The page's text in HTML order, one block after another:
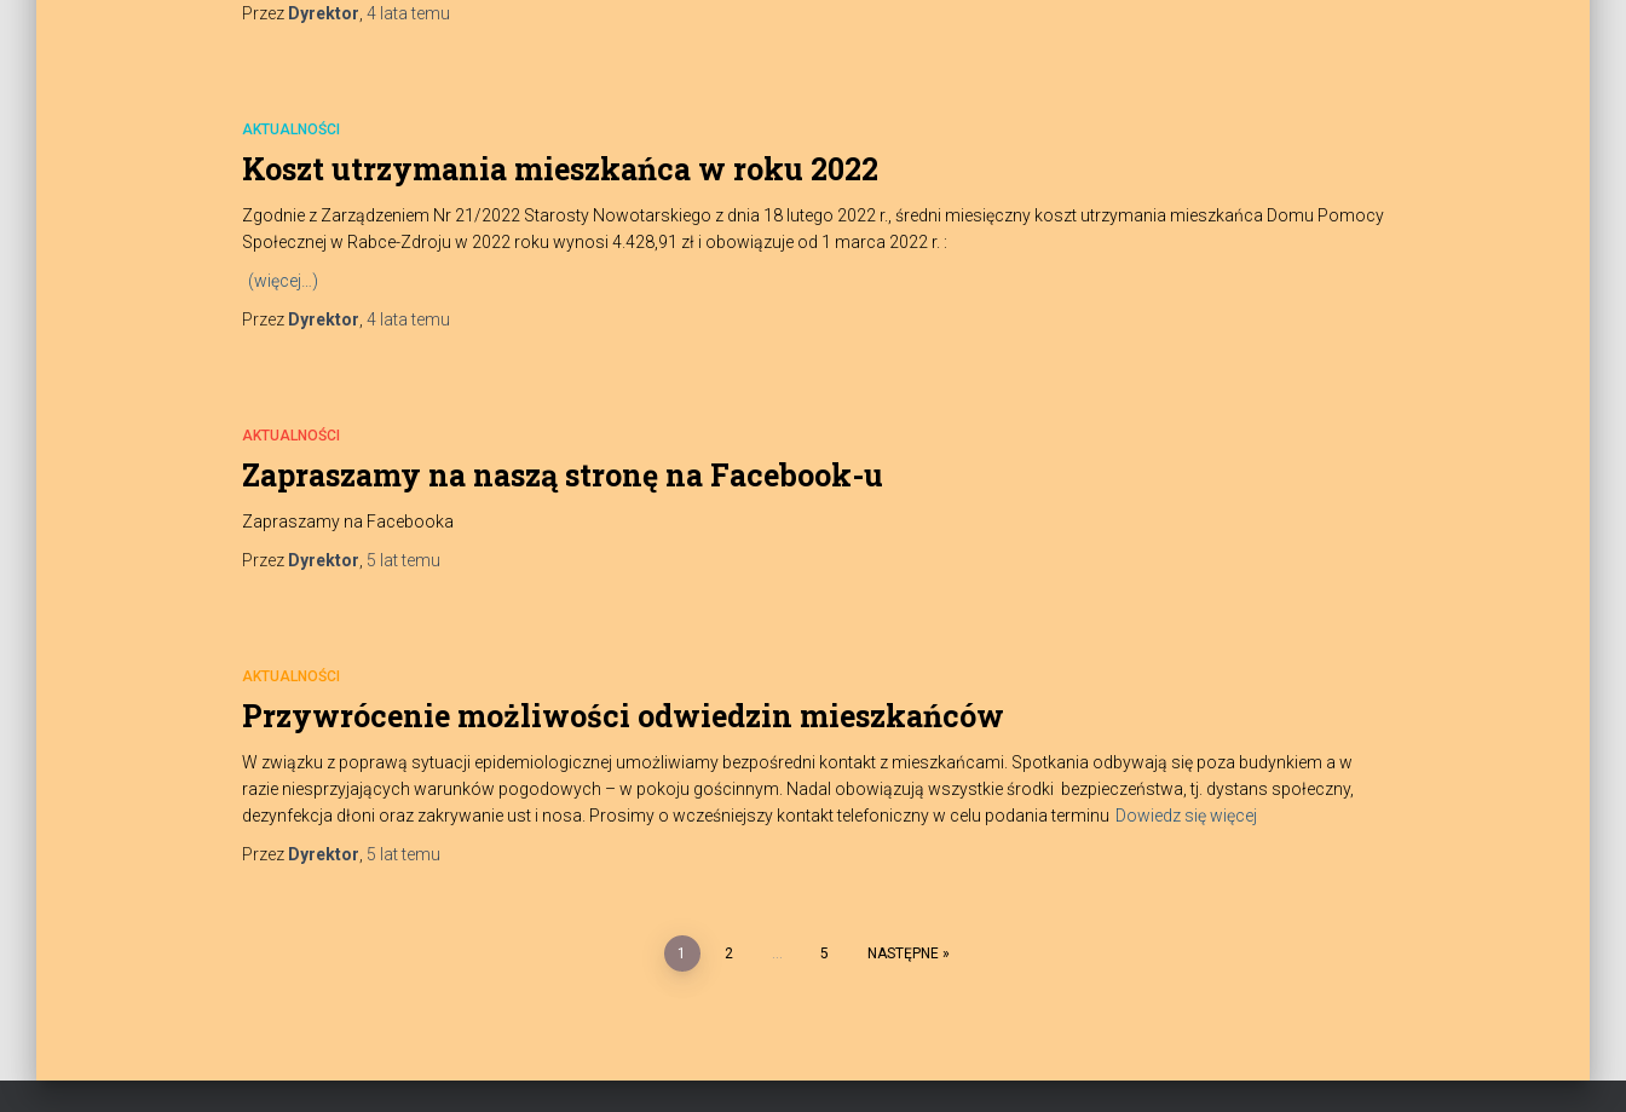
Przez Dyrektor 4 latatemu
AKTUALNOŚCI
Koszt utrzymania mieszkańca w roku 2022
Zgodnie z Zarządzeniem Nr 21/2022 Starosty Nowotarskiego z dnia 18 lutego 2022 r., średni miesięczny koszt utrzymania mieszkańca Domu Pomocy
Społecznej w Rabce-Zdroju w 2022 roku wynosi 4.428,91 zł i obowiązuje od 1 marca 2022 r. :
(więcej…)
Przez Dyrektor 4 latatemu
AKTUALNOŚCI
Zapraszamy na naszą stronę na Facebook-u
Zapraszamy na Facebooka
Przez Dyrektor 5 lattemu
AKTUALNOŚCI
Przywrócenie możliwości odwiedzin mieszkańców
W związku z poprawą sytuacji epidemiologicznej umożliwiamy bezpośredni kontakt z mieszkańcami. Spotkania odbywają się poza budynkiem a w
razie niesprzyjających warunków pogodowych – w pokoju gościnnym. Nadal obowiązują wszystkie środki bezpieczeństwa, tj. dystans społeczny,
dezynfekcja dłoni oraz zakrywanie ust i nosa. Prosimy o wcześniejszy kontakt telefoniczny w celu podania terminu Dowiedz się więcej
Przez Dyrektor 5 lattemu
1 2 … 5 NASTĘPNE